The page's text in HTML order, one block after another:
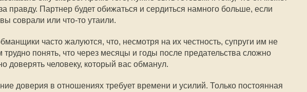
правду. Партнер будет обижаться и сердиться намного больше, если
соврали или что-то утаили.
часто жалуются, что, несмотря на их честность, супруги им не
понять, что через месяцы и годы после предательства сложно
доверять человеку, который вас обманул.
доверия в отношениях требует времени и усилий. Только постоянная